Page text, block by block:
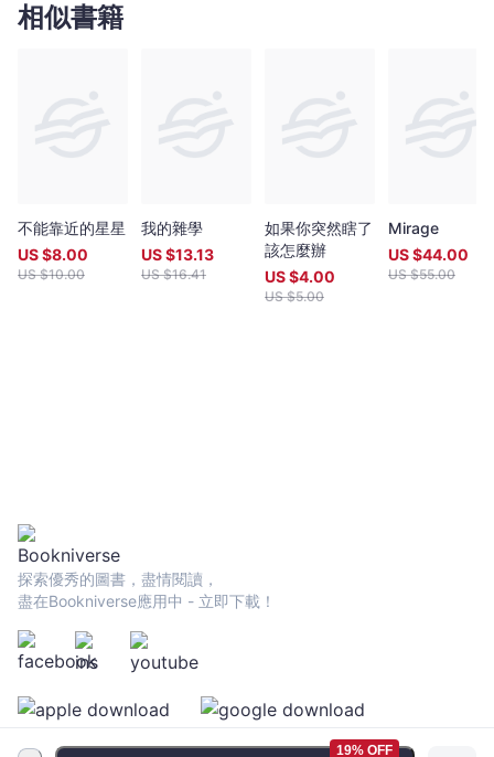
相似書籍
不能靠近的星星
US $8.00
US $10.00
我的雜學
US $13.13
US $16.41
如果你突然瞎了
該怎麼辦
US $4.00
US $5.00
Mirage
US $44.00
US $55.00
19% OFF
探索優秀的圖書，盡情閱讀，
盡在Bookniverse應用中 - 立即下載！